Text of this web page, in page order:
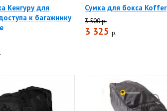
Кенгуру для
к багажнику
Сумка для бокса Koffer
3 500 р.
3 325 р.